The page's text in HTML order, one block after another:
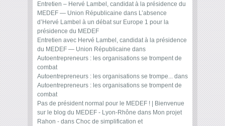
Entretien – Hervé Lambel, candidat à la présidence du
MEDEF — Union Républicaine dans L’absence
d’Hervé Lambel à un débat sur Europe 1 pour la
présidence du MEDEF
Entretien avec Hervé Lambel, candidat à la présidence
du MEDEF — Union Républicaine dans
Autoentrepreneurs : les organisations se trompent de
combat
Autoentrepreneurs : les organisations se trompe... dans
Autoentrepreneurs : les organisations se trompent de
combat
Pas de président normal pour le MEDEF ! | Bienvenue
sur le blog du MEDEF - Lyon-Rhône dans Mon projet
Rahon - dans Choc de simplification et